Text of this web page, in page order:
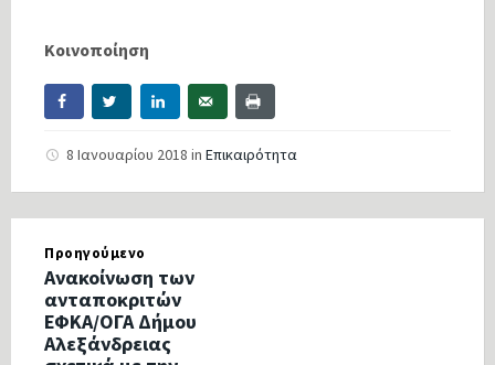
Κοινοποίηση
8 Ιανουαρίου 2018 in Επικαιρότητα
Προηγούμενο
Ανακοίνωση των
ανταποκριτών
ΕΦΚΑ/ΟΓΑ Δήμου
Αλεξάνδρειας